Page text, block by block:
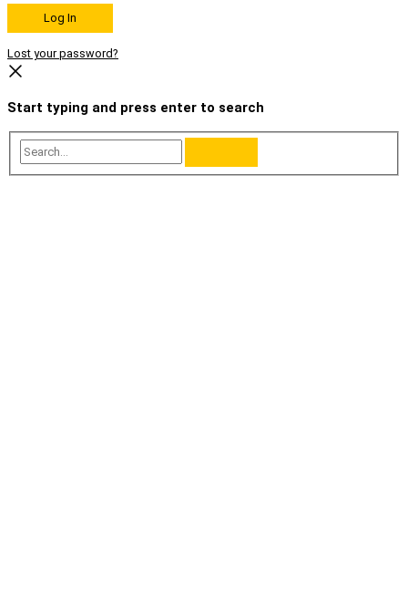
Lost your password?
Start typing and press enter to search